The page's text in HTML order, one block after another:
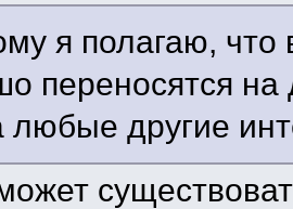
я полагаю,
переносятся на
любые другие